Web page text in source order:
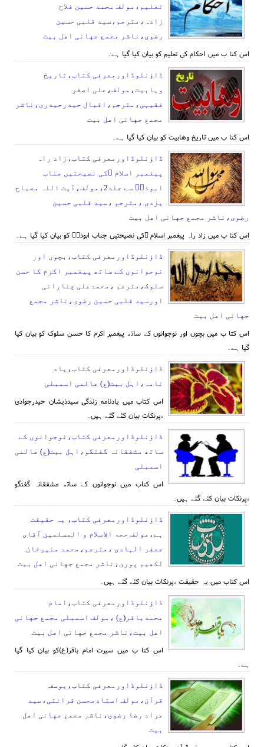
تعليم،مولف محمد حسين فلاح
زادہ،مترجم،سید قلبی حسین
رضوی،ناشر مجمع جهانی اهل بیت
اس کتا ب میں احکام کی تعلیم کو بیان کیا گیا ہے۔
ڈاؤنلوڈاورمعرفی کتاب،تاریخ
وہابیت،مولف،علی اصغر
فقیہی،مترجم،اقبال حیدرحیدری،ناشر
مجمع جهانی اهل بیت
اس کتا ب میں تاریخ وهابیت کو بیان کیا گیا ہے۔
ڈاؤنلوڈاورمعرفی کتاب،زاد راہ
پیغمبر اسلام ؐکی نصیحتیں جناب
ابوذرؓ سے جلد2،مولف،آیت اللہ مصباح
یزدی ،مترجم ،سید قلبی حسین
رضوی،ناشر مجمع جهانی اهل بیت
اس کتا ب میں زاد راہ پیغمبر اسلام ؐکی نصیحتیں جناب ابوذرؓ کو بیان کیا گیا ہے۔
ڈاؤنلوڈاورمعرفی کتاب،بچوں اور
نوجوانوں کے ساتھ پیغمبر اکرم کا حسن
سلوک،مترجم ،محمدعلی چنارانی
اورسید قلبی حسین رضوی،ناشر مجمع
جهانی اهل بیت
اس کتا ب میں بچوں اور نوجوانوں کے ساتھ پیغمبر اکرم کا حسن سلوک کو بیان کیا
گیا ہے۔
ڈاؤنلوڈاورمعرفی کتاب،یاد
نامہ،اہل بیت(ع) عالمی اسمبلی
اس کتاب میں یادنامه زندگی سیدذیشان حیدرجوادی
،پرنکات بیان کئے گئے ہیں۔
ڈاؤنلوڈاورمعرفی کتاب،نوجوانوں کے
ساتھ مشفقانہ گفتگو،اہل بیت(ع) عالمی
اسمبلی
اس کتاب میں نوجوانوں کے ساتھ مشفقانہ گفتگو
،پرنکات بیان کئے گئے ہیں۔
ڈاؤنلوڈاورمعرفی کتاب، یہ حقیقت
ہے،مولف حجۃ الاسلام و المسلمین آقای
جعفر الہادی ،مترجم،محمد منیرخان
لکھیم پوری،ناشر مجمع جهانی اهل بیت
اس کتاب میں یہ حقیقت ،پرنکات بیان کئے گئے ہیں۔
ڈاؤنلوڈاورمعرفی کتاب،امام
محمدباقر(ع) ،مولف اسمبلی مجمع جهانی
اهل بیت،ناشر مجمع جهانی اهل بیت
اس کتا ب میں سیرت امام باقر(ع)کو بیان کیا گیا
ہے۔
ڈاؤنلوڈاورمعرفی کتاب،یوسف
قرآن،مولف استادمحسن قرائتی،سید
مراد رضا رضوی،ناشر مجمع جهانی اهل
بیت